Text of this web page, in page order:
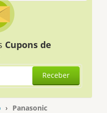
Cupons de
Receber
› Panasonic